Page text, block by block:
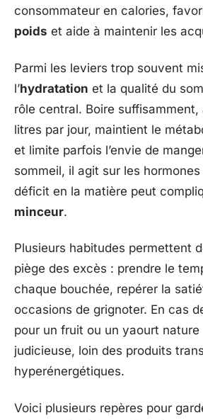
consommateur en calories,
poids et aide à maintenir les
Parmi les leviers trop souvent
l’hydratation et la qualité du
rôle central. Boire suffisamment,
litres par jour, maintient le
et limite parfois l’envie de
sommeil, il agit sur les
déficit en la matière peut
minceur.
Plusieurs habitudes permettent
piège des excès : prendre le
chaque bouchée, repérer la
occasions de grignoter. En cas
pour un fruit ou un yaourt
judicieuse, loin des produits
hyperénergétiques.
Voici plusieurs repères pour